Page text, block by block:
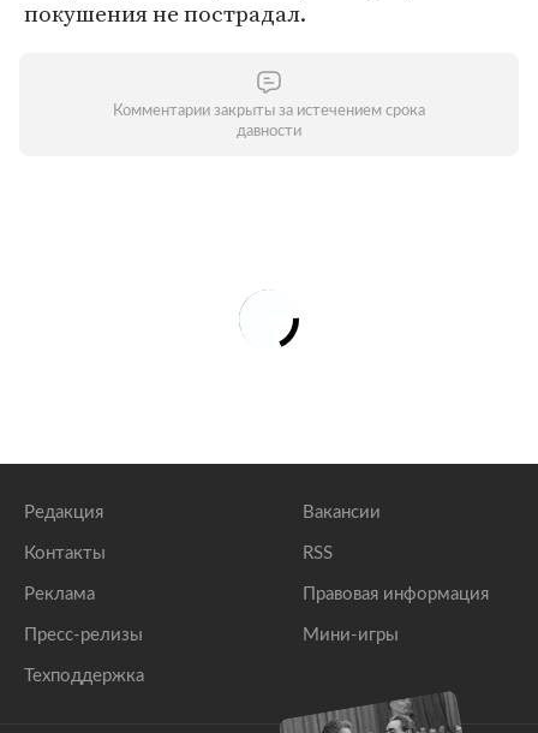
покушения не пострадал.
Комментарии закрыты за истечением срока
давности
Редакция
Контакты
Реклама
Пресс-релизы
Техподдержка
Вакансии
RSS
Правовая информация
Мини-игры